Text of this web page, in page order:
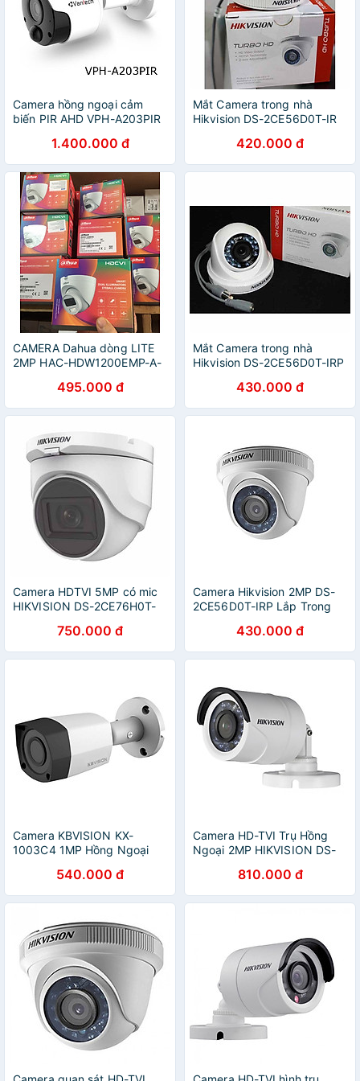
Camera hồng ngoại cảm
biến PIR AHD VPH-A203PIR
1.400.000 đ
Mắt Camera trong nhà
Hikvision DS-2CE56D0T-IR
420.000 đ
CAMERA Dahua dòng LITE
2MP HAC-HDW1200EMP-A-
495.000 đ
Mắt Camera trong nhà
Hikvision DS-2CE56D0T-IRP
430.000 đ
Camera HDTVI 5MP có mic
HIKVISION DS-2CE76H0T-
750.000 đ
Camera Hikvision 2MP DS-
2CE56D0T-IRP Lắp Trong
430.000 đ
Camera KBVISION KX-
1003C4 1MP Hồng Ngoại
Chính Hãng540.000 đ
Camera HD-TVI Trụ Hồng
Ngoại 2MP HIKVISION DS-
810.000 đ